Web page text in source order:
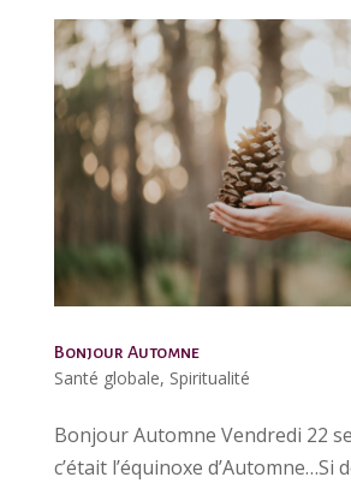
Bonjour Automne
Santé globale, Spiritualité
Bonjour Automne Vendredi 22
c’était l’équinoxe d’Automne…Si